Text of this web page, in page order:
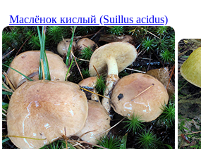
Маслёнок кислый (Suillus acidus)